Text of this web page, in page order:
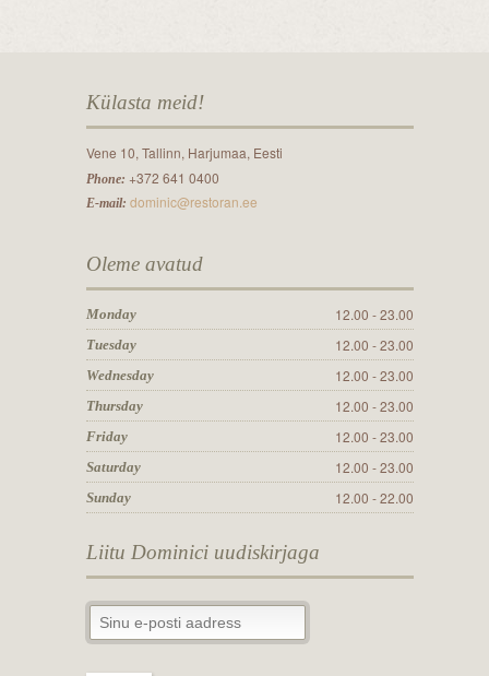
Külasta meid!
Vene 10, Tallinn, Harjumaa, Eesti
Phone: +372 641 0400
E-mail: dominic@restoran.ee
Oleme avatud
Monday 12.00 - 23.00
Tuesday 12.00 - 23.00
Wednesday 12.00 - 23.00
Thursday 12.00 - 23.00
Friday 12.00 - 23.00
Saturday 12.00 - 23.00
Sunday 12.00 - 22.00
Liitu Dominici uudiskirjaga